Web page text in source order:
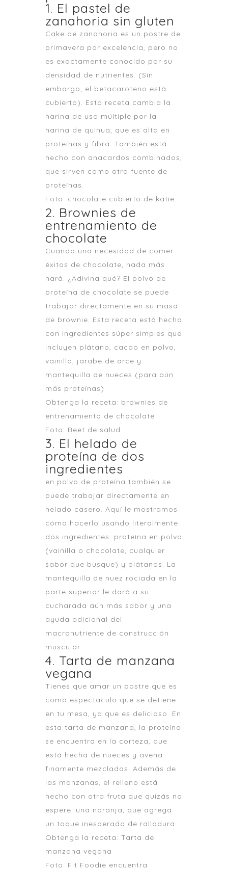
1. El pastel de
zanahoria sin gluten
Cake de zanahoria es un postre de
primavera por excelencia, pero no
es exactamente conocido por su
densidad de nutrientes. (Sin
embargo, el betacaroteno está
cubierto). Esta receta cambia la
harina de uso múltiple por la
harina de quinua, que es alta en
proteínas y fibra. También está
hecho con anacardos combinados,
que sirven como otra fuente de
proteínas.
Foto: chocolate cubierto de katie
2. Brownies de
entrenamiento de
chocolate
Cuando una necesidad de comer
éxitos de chocolate, nada más
hará. ¿Adivina qué? El polvo de
proteína de chocolate se puede
trabajar directamente en su masa
de brownie. Esta receta está hecha
con ingredientes súper simples que
incluyen plátano, cacao en polvo,
vainilla, jarabe de arce y
mantequilla de nueces (para aún
más proteínas).
Obtenga la receta: brownies de
entrenamiento de chocolate
Foto: Beet de salud
3. El helado de
proteína de dos
ingredientes
en polvo de proteína también se
puede trabajar directamente en
helado casero. Aquí le mostramos
cómo hacerlo usando literalmente
dos ingredientes: proteína en polvo
(vainilla o chocolate, cualquier
sabor que busque) y plátanos. La
mantequilla de nuez rociada en la
parte superior le dará a su
cucharada aún más sabor y una
ayuda adicional del
macronutriente de construcción
muscular
4. Tarta de manzana
vegana
Tienes que amar un postre que es
como espectáculo que se detiene
en tu mesa, ya que es delicioso. En
esta tarta de manzana, la proteína
se encuentra en la corteza, que
está hecha de nueces y avena
finamente mezcladas. Además de
las manzanas, el relleno está
hecho con otra fruta que quizás no
espere: una naranja, que agrega
un toque inesperado de ralladura.
Obtenga la receta: Tarta de
manzana vegana
Foto: Fit Foodie encuentra